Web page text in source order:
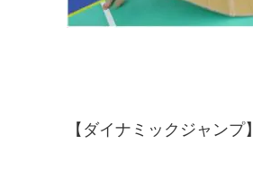
【ダイナミックジャンプ】